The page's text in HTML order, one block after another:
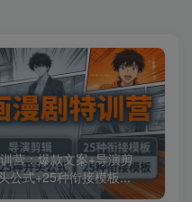
营：爆款文案+导演剪
公式+25种衔接模板...